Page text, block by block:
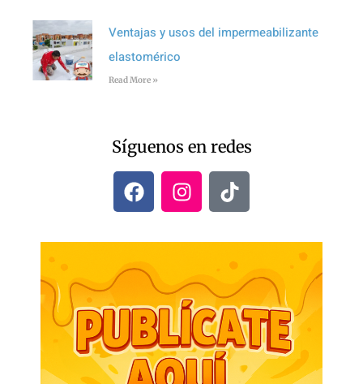
Ventajas y usos del impermeabilizante
elastomérico
Read More »
Síguenos en redes